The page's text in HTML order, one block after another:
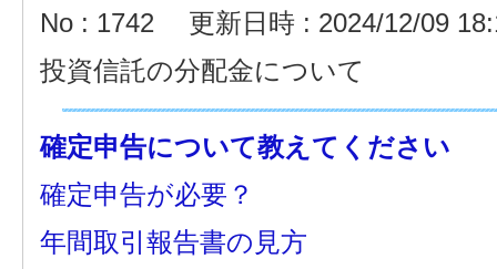
No : 1742
更新日時 : 2024/12/09
投資信託の分配金について
確定申告について教えてください
確定申告が必要？
年間取引報告書の見方